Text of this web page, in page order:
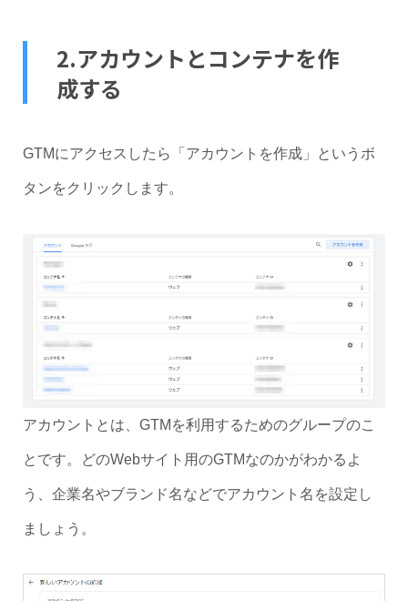
2.アカウントとコンテナを作
成する
GTMにアクセスしたら「アカウントを作成」というボ
タンをクリックします。
アカウントとは、GTMを利用するためのグループのこ
とです。どのWebサイト用のGTMなのかがわかるよ
う、企業名やブランド名などでアカウント名を設定し
ましょう。